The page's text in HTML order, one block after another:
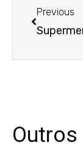
Previous